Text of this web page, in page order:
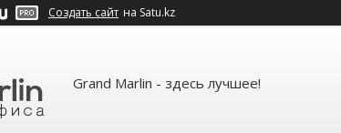
Создать сайт на Satu.kz
Grand Marlin - здесь лучшее!